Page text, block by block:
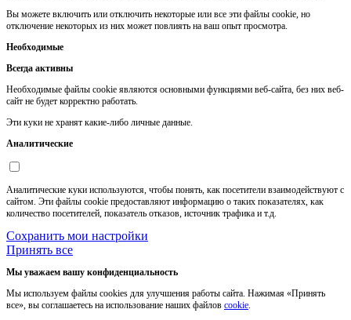
Вы можете включить или отключить некоторые или все эти файлы cookie, но
отключение некоторых из них может повлиять на ваш опыт просмотра.
Необходимые
Всегда активны
Необходимые файлы cookie являются основными функциями веб-сайта, без них веб-
сайт не будет корректно работать.
Эти куки не хранят какие-либо личные данные.
Аналитические
Аналитические куки используются, чтобы понять, как посетители взаимодействуют с
сайтом. Эти файлы cookie предоставляют информацию о таких показателях, как
количество посетителей, показатель отказов, источник трафика и т.д.
Сохранить мои настройки
Принять все
Мы уважаем вашу конфиденциальность
Мы используем файлы cookies для улучшения работы сайта. Нажимая «Принять
все», вы соглашаетесь на использование наших файлов cookie.